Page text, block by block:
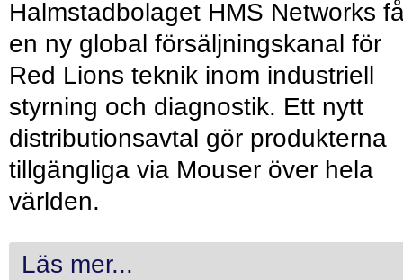
Halmstadbolaget HMS Networks
en ny global försäljningskanal för
Red Lions teknik inom industriell
styrning och diagnostik. Ett nytt
distributionsavtal gör produkterna
tillgängliga via Mouser över hela
världen.
Läs mer...